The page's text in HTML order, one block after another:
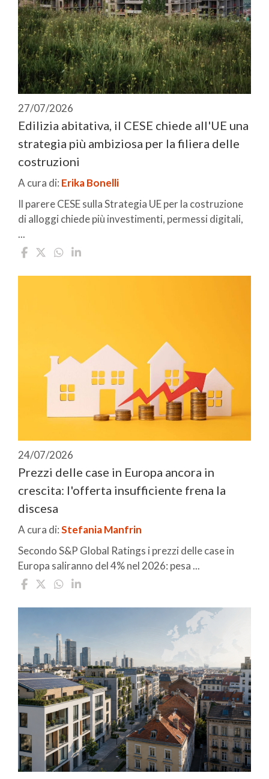
27/07/2026
Edilizia abitativa, il CESE chiede all'UE una
strategia più ambiziosa per la filiera delle
costruzioni
A cura di: Erika Bonelli
Il parere CESE sulla Strategia UE per la costruzione
di alloggi chiede più investimenti, permessi digitali,
...
24/07/2026
Prezzi delle case in Europa ancora in
crescita: l'offerta insufficiente frena la
discesa
A cura di:Stefania Manfrin
Secondo S&P Global Ratings i prezzi delle case in
Europa saliranno del 4% nel 2026: pesa ...